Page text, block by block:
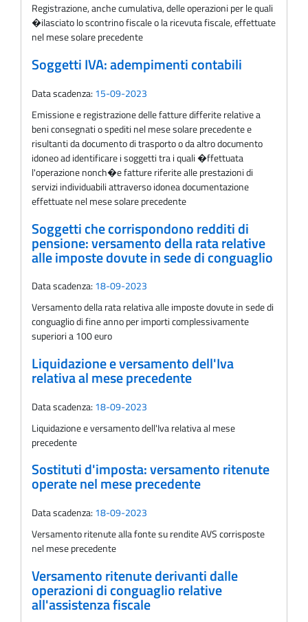
Registrazione, anche cumulativa, delle operazioni per le quali
�ilasciato lo scontrino fiscale o la ricevuta fiscale, effettuate
nel mese solare precedente
Soggetti IVA: adempimenti contabili
Data scadenza: 15-09-2023
Emissione e registrazione delle fatture differite relative a
beni consegnati o spediti nel mese solare precedente e
risultanti da documento di trasporto o da altro documento
idoneo ad identificare i soggetti tra i quali �ffettuata
l'operazione nonch�e fatture riferite alle prestazioni di
servizi individuabili attraverso idonea documentazione
effettuate nel mese solare precedente
Soggetti che corrispondono redditi di
pensione: versamento della rata relative
alle imposte dovute in sede di conguaglio
Data scadenza: 18-09-2023
Versamento della rata relativa alle imposte dovute in sede di
conguaglio di fine anno per importi complessivamente
superiori a 100 euro
Liquidazione e versamento dell'Iva
relativa al mese precedente
Data scadenza: 18-09-2023
Liquidazione e versamento dell'Iva relativa al mese
precedente
Sostituti d'imposta: versamento ritenute
operate nel mese precedente
Data scadenza: 18-09-2023
Versamento ritenute alla fonte su rendite AVS corrisposte
nel mese precedente
Versamento ritenute derivanti dalle
operazioni di conguaglio relative
all'assistenza fiscale